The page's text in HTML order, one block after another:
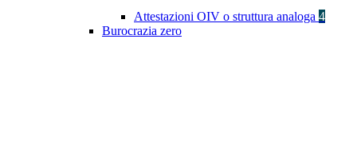
Attestazioni OIV o struttura analoga 4
Burocrazia zero